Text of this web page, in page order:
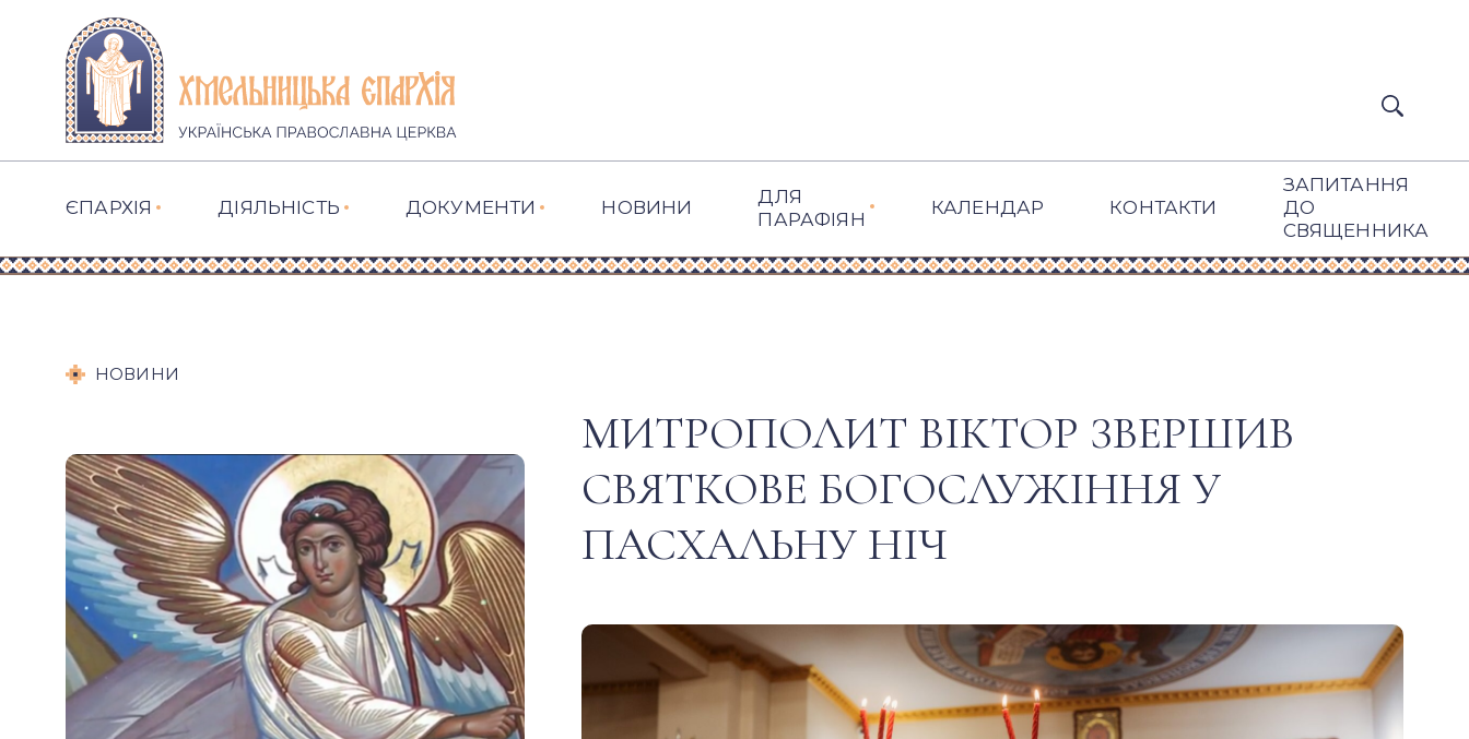
ЄПАРХІЯ ДІЯЛЬНІСТЬ ДОКУМЕНТИ НОВИНИ
ДЛЯ
ПАРАФІЯН
КАЛЕНДАР КОНТАКТИ
ЗАПИТАННЯ
ДО
СВЯЩЕННИКА
НОВИНИ
МИТРОПОЛИТ ВІКТОР ЗВЕРШИВ
СВЯТКОВЕ БОГОСЛУЖІННЯ У
ПАСХАЛЬНУ НІЧ